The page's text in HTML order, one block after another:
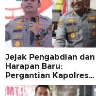
Jejak Pengabdian dan
Harapan Baru:
Pergantian Kapolres
Sidrap dalam
Karier Dua Perwira